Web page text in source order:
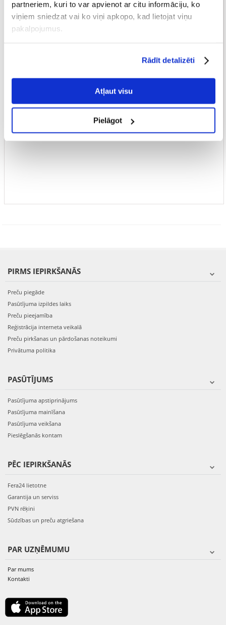
partneriem, kuri to var apvienot ar citu informāciju, ko
viņiem sniedzat vai ko viņi apkopo, kad lietojat viņu
pakalpojumus.
Rādīt detalizēti
Atļaut visu
Pielāgot
PIRMS IEPIRKŠANĀS
Preču piegāde
Pasūtījuma izpildes laiks
Preču pieejamība
Reģistrācija interneta veikalā
Preču pirkšanas un pārdošanas noteikumi
Privātuma politika
PASŪTĪJUMS
Pasūtījuma apstiprinājums
Pasūtījuma mainīšana
Pasūtījuma veikšana
Pieslēgšanās kontam
PĒC IEPIRKŠANĀS
Fera24 lietotne
Garantija un serviss
PVN rēķini
Sūdzības un preču atgriešana
PAR UZŅĒMUMU
Par mums
Kontakti